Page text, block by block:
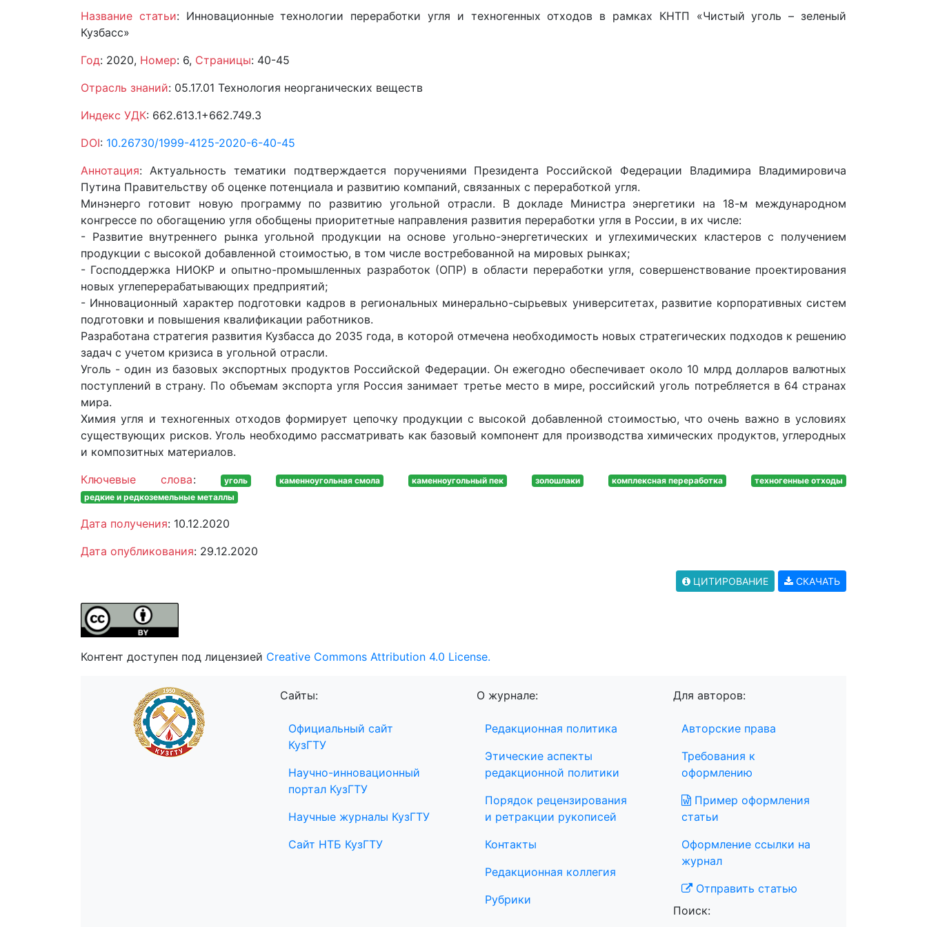
Название статьи: Инновационные технологии переработки угля и техногенных отходов в рамках КНТП «Чистый уголь – зеленый
Кузбасс»
Год: 2020, Номер: 6, Страницы: 40-45
Отрасль знаний: 05.17.01 Технология неорганических веществ
Индекс УДК: 662.613.1+662.749.3
DOI: 10.26730/1999-4125-2020-6-40-45
Аннотация: Актуальность тематики подтверждается поручениями Президента Российской Федерации Владимира Владимировича
Путина Правительству об оценке потенциала и развитию компаний, связанных с переработкой угля.
Минэнерго готовит новую программу по развитию угольной отрасли. В докладе Министра энергетики на 18-м международном
конгрессе по обогащению угля обобщены приоритетные направления развития переработки угля в России, в их числе:
- Развитие внутреннего рынка угольной продукции на основе угольно-энергетических и углехимических кластеров с получением
продукции с высокой добавленной стоимостью, в том числе востребованной на мировых рынках;
- Господдержка НИОКР и опытно-промышленных разработок (ОПР) в области переработки угля, совершенствование проектирования
новых углеперерабатывающих предприятий;
- Инновационный характер подготовки кадров в региональных минерально-сырьевых университетах, развитие корпоративных систем
подготовки и повышения квалификации работников.
Разработана стратегия развития Кузбасса до 2035 года, в которой отмечена необходимость новых стратегических подходов к решению
задач с учетом кризиса в угольной отрасли.
Уголь - один из базовых экспортных продуктов Российской Федерации. Он ежегодно обеспечивает около 10 млрд долларов валютных
поступлений в страну. По объемам экспорта угля Россия занимает третье место в мире, российский уголь потребляется в 64 странах
мира.
Химия угля и техногенных отходов формирует цепочку продукции с высокой добавленной стоимостью, что очень важно в условиях
существующих рисков. Уголь необходимо рассматривать как базовый компонент для производства химических продуктов, углеродных
и композитных материалов.
Ключевые слова: уголь каменноугольная смола каменноугольный пек золошлаки комплексная переработка
техногенные отходы
редкие и редкоземельные металлы
Дата получения: 10.12.2020
Дата опубликования: 29.12.2020
ЦИТИРОВАНИЕ СКАЧАТЬ
Контент доступен под лицензией Creative Commons Attribution 4.0 License.
Сайты:
Официальный сайт
КузГТУ
Научно-инновационный
портал КузГТУ
Научные журналы КузГТУ
Сайт НТБ КузГТУ
О журнале:
Редакционная политика
Этические аспекты
редакционной политики
Порядок рецензирования
и ретракции рукописей
Контакты
Редакционная коллегия
Рубрики
Для авторов:
Авторские права
Требования к
оформлению
Пример оформления
статьи
Оформление ссылки на
журнал
Отправить статью
Поиск: